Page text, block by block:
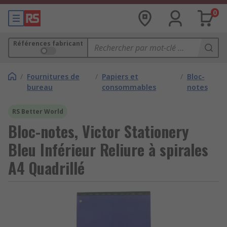
0
Références fabricant
/ Fournitures de
bureau
/ Papiers et
consommables
/ Bloc-
notes
RS Better World
Bloc-notes, Victor Stationery
Bleu Inférieur Reliure à spirales
A4 Quadrillé